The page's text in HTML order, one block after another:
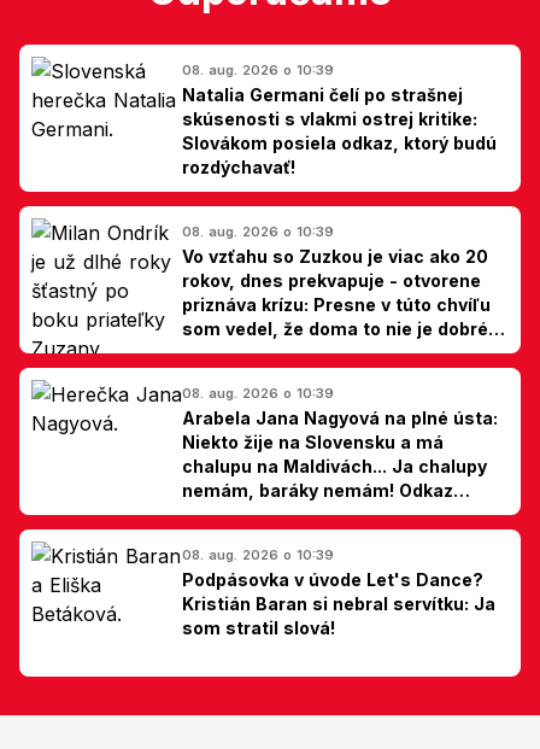
08. aug. 2026 o 10:39
Natalia Germani čelí po strašnej
skúsenosti s vlakmi ostrej kritike:
Slovákom posiela odkaz, ktorý budú
rozdýchavať!
08. aug. 2026 o 10:39
Vo vzťahu so Zuzkou je viac ako 20
rokov, dnes prekvapuje - otvorene
priznáva krízu: Presne v túto chvíľu
som vedel, že doma to nie je dobré,
hovorí Milan Ondrík
08. aug. 2026 o 10:39
Arabela Jana Nagyová na plné ústa:
Niekto žije na Slovensku a má
chalupu na Maldivách... Ja chalupy
nemám, baráky nemám! Odkaz
Slovákom
08. aug. 2026 o 10:39
Podpásovka v úvode Let's Dance?
Kristián Baran si nebral servítku: Ja
som stratil slová!